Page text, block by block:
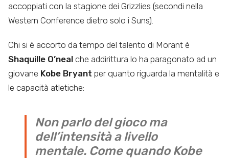
accoppiati con la stagione dei Grizzlies (secondi nella
Western Conference dietro solo i Suns).
Chi si è accorto da tempo del talento di Morant è
Shaquille O’neal che addirittura lo ha paragonato ad un
giovane Kobe Bryant per quanto riguarda la mentalità e
le capacità atletiche:
Non parlo del gioco ma
dell’intensità a livello
mentale. Come quando Kobe